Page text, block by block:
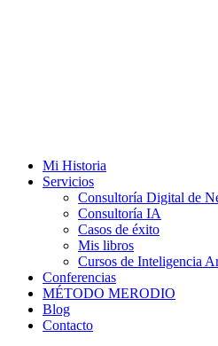
Mi Historia
Servicios
Consultoría Digital de
Consultoría IA
Casos de éxito
Mis libros
Cursos de Inteligencia
Conferencias
MÉTODO MERODIO
Blog
Contacto